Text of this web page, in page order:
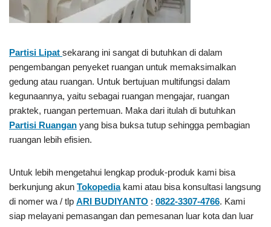
Partisi Lipat sekarang ini sangat di butuhkan di dalam
pengembangan penyeket ruangan untuk memaksimalkan
gedung atau ruangan. Untuk bertujuan multifungsi dalam
kegunaannya, yaitu sebagai ruangan mengajar, ruangan
praktek, ruangan pertemuan. Maka dari itulah di butuhkan
Partisi Ruangan yang bisa buksa tutup sehingga pembagian
ruangan lebih efisien.
Untuk lebih mengetahui lengkap produk-produk kami bisa
berkunjung akun Tokopediakami atau bisa konsultasi langsung
di nomer wa / tlp ARI BUDIYANTO : 0822-3307-4766. Kami
siap melayani pemasangan dan pemesanan luar kota dan luar